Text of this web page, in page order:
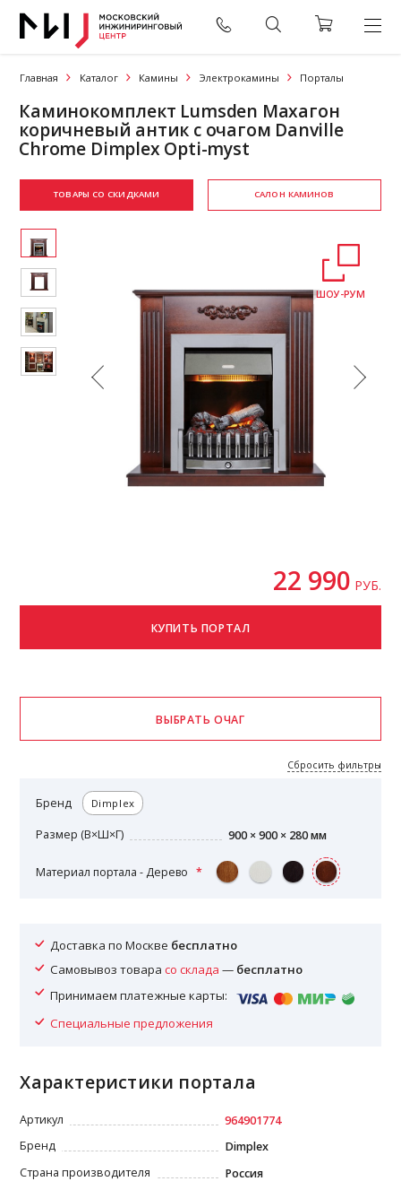
Главная Каталог Камины Электрокамины Порталы
Каминокомплект Lumsden Махагон
коричневый антик с очагом Danville
Chrome Dimplex Opti-myst
ТОВАРЫ СО СКИДКАМИ САЛОН КАМИНОВ
ШОУ-РУМ
22 990 РУБ.
Бренд Dimplex
Размер (В×Ш×Г) 900 × 900 × 280 мм
Материал портала - Дерево
Сбросить фильтры
Доставка по Москве бесплатно
Самовывоз товарасо склада — бесплатно
Принимаем платежные карты:
Специальные предложения
Характеристики портала
Артикул
964901774
Бренд
Dimplex
Страна производителя
Россия